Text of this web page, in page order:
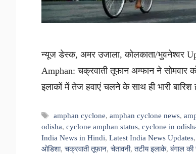
न्यूज डेस्क, अमर उजाला, कोलकाता/भुवनेश्वर
Amphan: चक्रवाती तूफान अम्फान ने
इलाकों में तेज हवाएं चलने के साथ ही भारी
Tags
amphan cyclone,amphan cyclone news,
odisha, cyclone amphan status, cyclone in
India News in Hindi, Latest India News Updates,
ओडिशा,चक्रवाती तूफान,चेतावनी,तटीय इलाके,बंगाल की